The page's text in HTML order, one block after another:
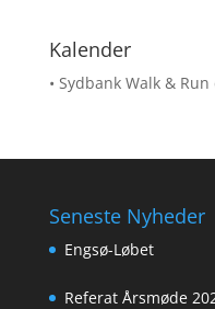
Kalender
• Sydbank Walk & Run
Seneste Nyheder
Engsø-Løbet
Referat Årsmøde